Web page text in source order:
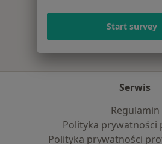
Serwis
Regulamin
Polityka prywatności
Polityka prywatności
Start survey